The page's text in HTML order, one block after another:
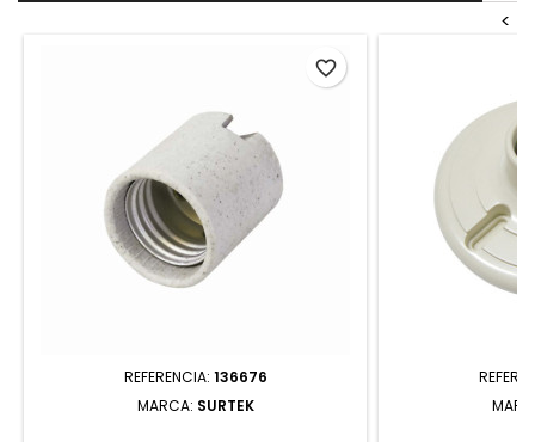
<
REFERENCIA: 136676
MARCA: SURTEK
favorite_border